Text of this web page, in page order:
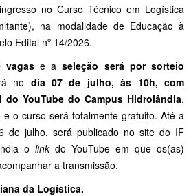
no Curso Técnico em Logística
na modalidade de Educação à
Edital nº 14/2026.
vagase aseleção será por sorteio
no dia 07 de julho, às 10h, com
YouTube do Campus Hidrolândia.
o curso será totalmente gratuito. Até a
de julho, será publicado no site do IF
o linkdo YouTube em que os(as)
a transmissão.
da Logística.